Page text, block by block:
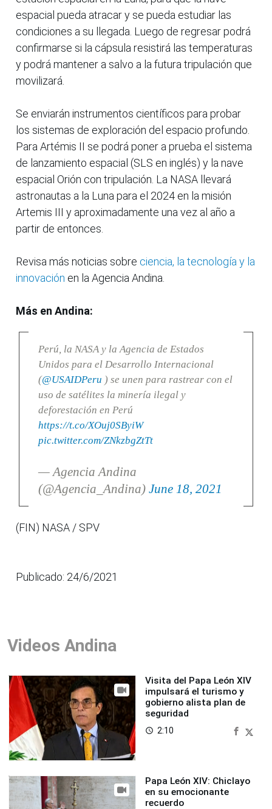
espacial pueda atracar y se pueda estudiar las
condiciones a su llegada. Luego de regresar podrá
confirmarse si la cápsula resistirá las temperaturas
y podrá mantener a salvo a la futura tripulación que
movilizará.
Se enviarán instrumentos científicos para probar
los sistemas de exploración del espacio profundo.
Para Artémis II se podrá poner a prueba el sistema
de lanzamiento espacial (SLS en inglés) y la nave
espacial Orión con tripulación. La NASA llevará
astronautas a la Luna para el 2024 en la misión
Artemis III y aproximadamente una vez al año a
partir de entonces.
Revisa más noticias sobre ciencia, la tecnología y la
innovación en la Agencia Andina.
Más en Andina:
Perú, la NASA y la Agencia de Estados
Unidos para el Desarrollo Internacional
(@USAIDPeru ) se unen para rastrear con el
uso de satélites la minería ilegal y
deforestación en Perú
https://t.co/XOuj0SByiW
pic.twitter.com/ZNkzbgZtTt
— Agencia Andina
(@Agencia_Andina) June 18, 2021
(FIN) NASA / SPV
Publicado: 24/6/2021
Videos Andina
Visita del Papa León XIV
impulsará el turismo y
gobierno alista plan de
seguridad
access_time 2:10
Papa León XIV: Chiclayo
en su emocionante
recuerdo